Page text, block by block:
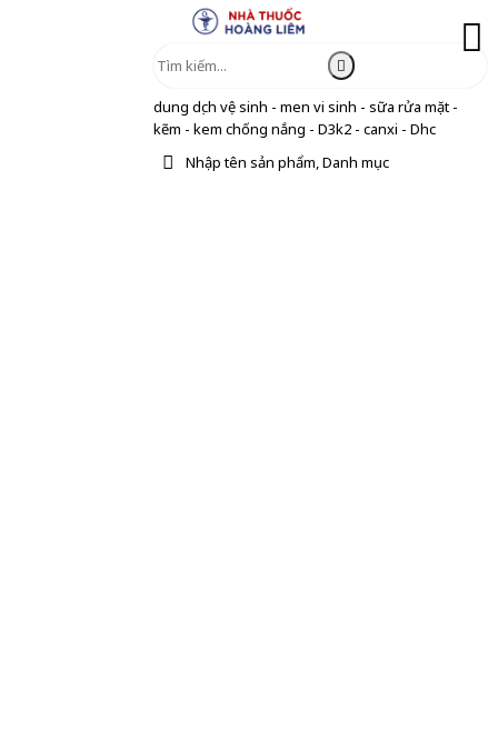
dung dịch vệ sinh - men vi sinh - sữa rửa mặt -
kẽm - kem chống nắng - D3k2 - canxi - Dhc
Nhập tên sản phẩm, Danh mục